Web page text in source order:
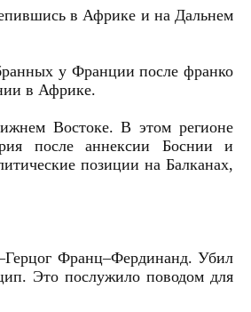
в Африке и на Дальнем
у Франции после франко
в Африке.
Востоке. В этом регионе
после аннексии Боснии и
позиции на Балканах,
Франц–Фердинанд. Убил
Это послужило поводом для